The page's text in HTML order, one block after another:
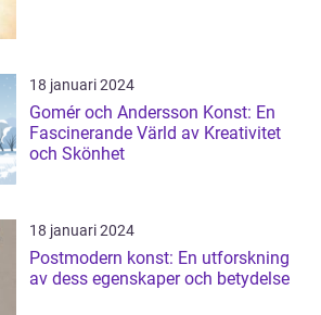
18 januari 2024
Gomér och Andersson Konst: En
Fascinerande Värld av Kreativitet
och Skönhet
18 januari 2024
Postmodern konst: En utforskning
av dess egenskaper och betydelse